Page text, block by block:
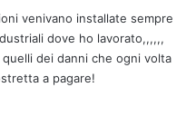
venivano installate sempre
dove ho lavorato,,,,,,
dei danni che ogni volta
a pagare!